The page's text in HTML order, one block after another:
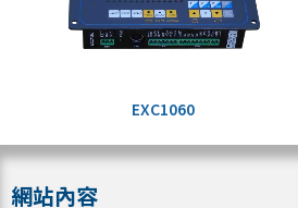
EXC1060
網站內容